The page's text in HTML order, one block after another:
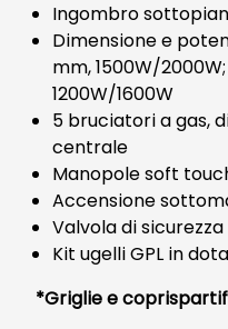
Ingombro
Dimensione e
mm, 1500W/
1200W/1600W
5 bruciatori a gas,
centrale
Manopole soft
Accensione
Valvola di sicurezza
Kit ugelli GPL in
*Griglie e